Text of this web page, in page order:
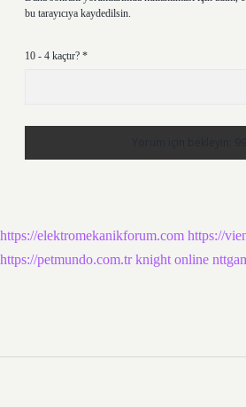
bu tarayıcıya kaydedilsin.
10 - 4 kaçtır? *
https://elektromekanikforum.com https://
https://petmundo.com.tr knight online